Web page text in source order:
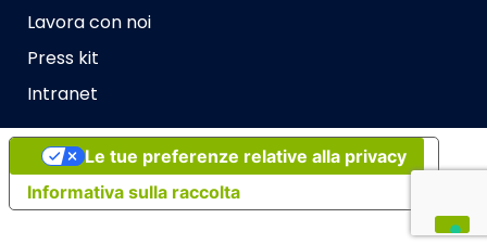
Lavora con noi
Press kit
Intranet
Informativa sulla raccolta
Le tue preferenze relative alla privacy